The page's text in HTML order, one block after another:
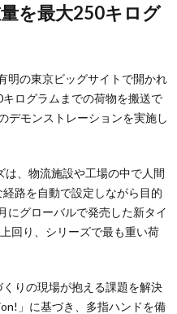
明の東京ビッグサイトで開かれ
ログラムまでの荷物を搬送で
デモンストレーションを実施し
は、物流施設や工場の中で人間
路を自動で設定しながら目的
にグローバルで発売した新タイ
回り、シリーズで最も重い荷
りの現場が抱える課題を解決
」に基づき、多指ハンドを備